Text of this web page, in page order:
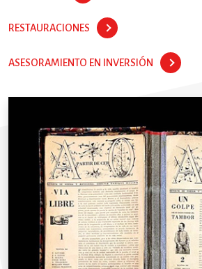
RESTAURACIONES
ASESORAMIENTO EN INVERSIÓN